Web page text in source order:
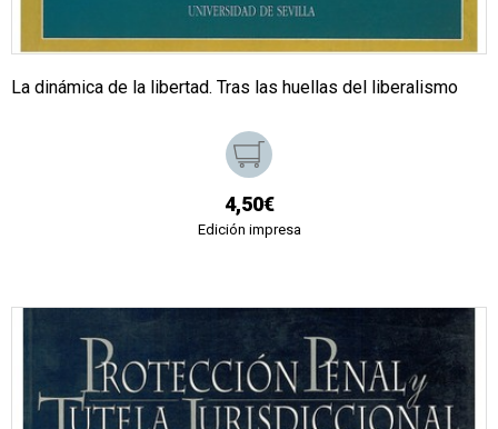
La dinámica de la libertad. Tras las huellas del liberalismo
4,50€
Edición impresa